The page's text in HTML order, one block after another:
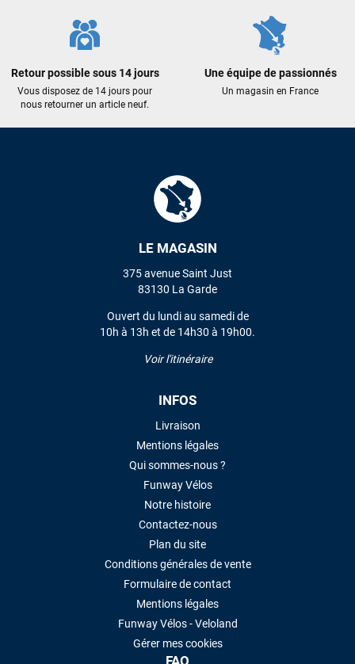
Retour possible sous 14 jours
Vous disposez de 14 jours pour
nous retourner un article neuf.
Une équipe de passionnés
Un magasin en France
LE MAGASIN
375 avenue Saint Just
83130 La Garde
Ouvert du lundi au samedi de
10h à 13h et de 14h30 à 19h00.
Voir l'itinéraire
INFOS
Livraison
Mentions légales
Qui sommes-nous ?
Funway Vélos
Notre histoire
Contactez-nous
Plan du site
Conditions générales de vente
Formulaire de contact
Mentions légales
Funway Vélos - Veloland
Gérer mes cookies
FAQ
LAISSER UN AVIS